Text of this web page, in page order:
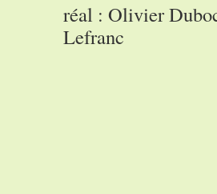
réal : Olivier
Lefranc